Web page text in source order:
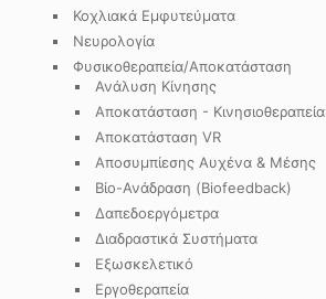
Κοχλιακά Εμφυτεύματα
Νευρολογία
Φυσικοθεραπεία/Αποκατάσταση
Ανάλυση Κίνησης
Αποκατάσταση - Κινησιοθεραπεία
Αποκατάσταση VR
Αποσυμπίεσης Αυχένα & Μέσης
Βίο-Ανάδραση (Biofeedback)
Δαπεδοεργόμετρα
Διαδραστικά Συστήματα
Εξωσκελετικό
Εργοθεραπεία